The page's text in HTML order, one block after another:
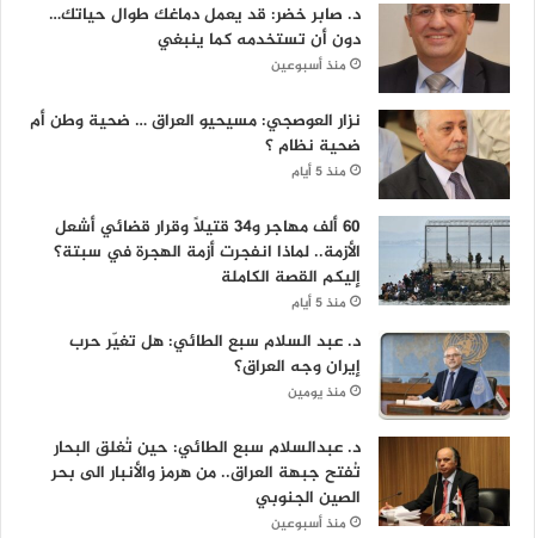
د. صابر خضر: قد يعمل دماغك طوال حياتك…
دون أن تستخدمه كما ينبغي
منذ أسبوعين
نزار العوصجي: مسيحيو العراق … ضحية وطن أم
ضحية نظام ؟
منذ 5 أيام
60 ألف مهاجر و34 قتيلاً وقرار قضائي أشعل
الأزمة.. لماذا انفجرت أزمة الهجرة في سبتة؟
إليكم القصة الكاملة
منذ 5 أيام
د. عبد السلام سبع الطائي: هل تغيّر حرب
إيران وجه العراق؟
منذ يومين
د. عبدالسلام سبع الطائي: حين تُغلق البحار
تُفتح جبهة العراق.. من هرمز والأنبار الى بحر
الصين الجنوبي
منذ أسبوعين